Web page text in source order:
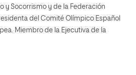
y Socorrismo y de la Federación
del Comité Olímpico Español
Miembro de la Ejecutiva de la